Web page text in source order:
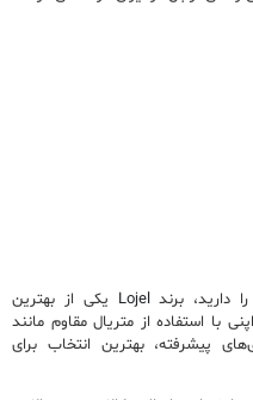
را دارید، برندLojel یکی از بهترین
با استفاده از متریال مقاوم مانند
پیشرفته،بهترین انتخاب برای